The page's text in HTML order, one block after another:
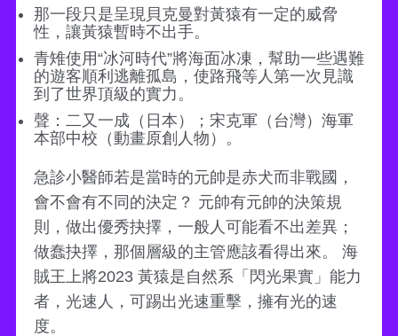
那一段只是呈現貝克曼對黃猿有一定的威脅
性，讓黃猿暫時不出手。
青雉使用“冰河時代”將海面冰凍，幫助一些遇難
的遊客順利逃離孤島，使路飛等人第一次見識
到了世界頂級的實力。
聲：二又一成（日本）；宋克軍（台灣）海軍
本部中校（動畫原創人物）。
急診小醫師若是當時的元帥是赤犬而非戰國，
會不會有不同的決定？ 元帥有元帥的決策規
則，做出優秀抉擇，一般人可能看不出差異；
做蠢抉擇，那個層級的主管應該看得出來。 海
賊王上將2023 黃猿是自然系「閃光果實」能力
者，光速人，可踢出光速重擊，擁有光的速
度。